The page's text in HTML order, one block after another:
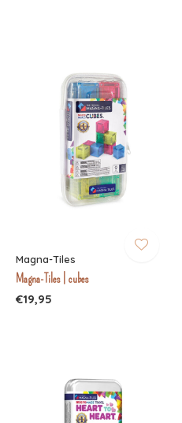
Magna-Tiles
Magna-Tiles | cubes
€19,95